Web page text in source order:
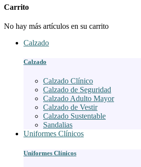
Carrito
No hay más artículos en su carrito
Calzado
Calzado
Calzado Clínico
Calzado de Seguridad
Calzado Adulto Mayor
Calzado de Vestir
Calzado Sustentable
Sandalias
Uniformes Clínicos
Uniformes Clínicos